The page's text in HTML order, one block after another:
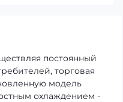
постоянный
торговая
модель
охлаждением -